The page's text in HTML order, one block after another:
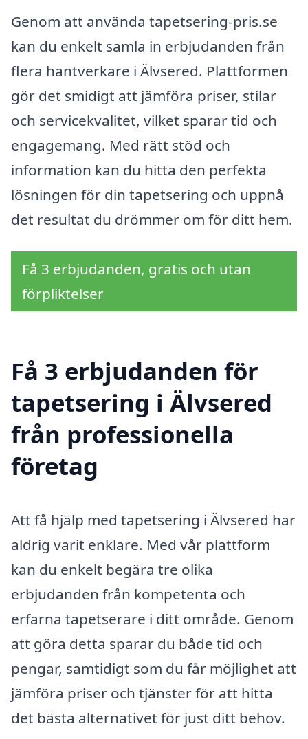
Genom att använda tapetsering-pris.se
kan du enkelt samla in erbjudanden från
flera hantverkare i Älvsered. Plattformen
gör det smidigt att jämföra priser, stilar
och servicekvalitet, vilket sparar tid och
engagemang. Med rätt stöd och
information kan du hitta den perfekta
lösningen för din tapetsering och uppnå
det resultat du drömmer om för ditt hem.
Få 3 erbjudanden, gratis och utan
förpliktelser
Få 3 erbjudanden för
tapetsering i Älvsered
från professionella
företag
Att få hjälp med tapetsering i Älvsered har
aldrig varit enklare. Med vår plattform
kan du enkelt begära tre olika
erbjudanden från kompetenta och
erfarna tapetserare i ditt område. Genom
att göra detta sparar du både tid och
pengar, samtidigt som du får möjlighet att
jämföra priser och tjänster för att hitta
det bästa alternativet för just ditt behov.